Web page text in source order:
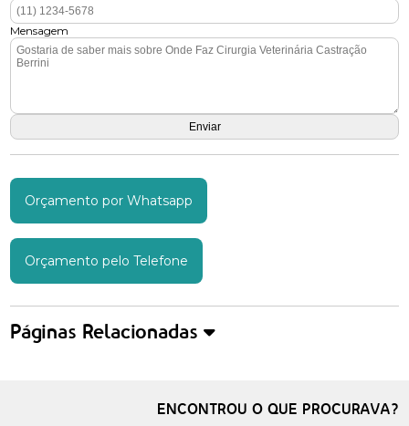
Mensagem
Orçamento por Whatsapp
Orçamento pelo Telefone
Páginas Relacionadas
ENCONTROU O QUE PROCURAVA?